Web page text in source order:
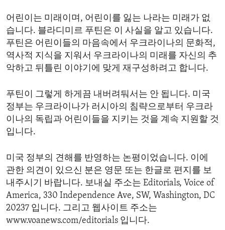
어린이는 미래이며, 어린이를 잃는 나라는 미래가 없
습니다. 블라디미르 푸틴은 이 사실을 알고 있습니다.
푸틴은 어린이들의 마음속에서 우크라이나의 문화적,
역사적 지식을 지워서 우크라이나의 미래를 자신의 추
악하고 뒤틀린 이야기에 맞게 재구성하려고 합니다.
푸틴이 그렇게 하게끔 내버려둬서는 안 됩니다. 미국
정부는 우크라이나가 러시아의 침략으로부터 우크라
이나의 독립과 어린이들을 지키는 것을 계속 지원할 것
입니다.
미국 정부의 견해를 반영하는 논평이었습니다. 이에
관한 의견이 있으신 분은 영문 또는 한글로 편지를 보
내주시기 바랍니다. 보내실 주소는 Editorials, Voice of
America, 330 Independence Ave, SW, Washington, DC
20237 입니다. 그리고 웹사이트 주소는
www.voanews.com/editorials 입니다.